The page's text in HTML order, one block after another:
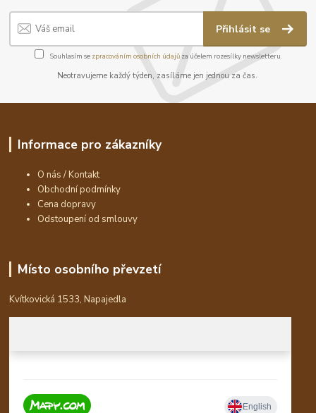
Přihlásit se
Souhlasím se zpracováním osobních údajůza účelem rozesílky newsletteru.
Neotravujeme každý týden, zasíláme jen jednou za čas.
Informace pro zákazníky
O nás / Kontakt
Obchodní podmínky
Cena dopravy
Odstoupení od smlouvy
Místo osobního převzetí
Kvítkovická 1533, Napajedla